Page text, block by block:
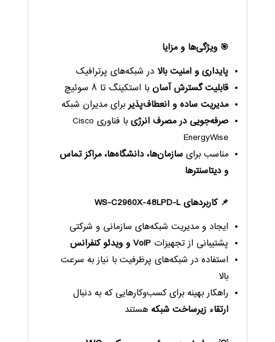
🎯 ویژگی‌ها و مزایا
پایداری و امنیت بالا در شبکه‌های پرترافیک
قابلیت گسترش آسانبا استکینگ تا ۸ سوئیچ
مدیریت ساده و انعطاف‌پذیربرای مدیران شبکه
صرفه‌جویی در مصرف انرژی
با فناوری Cisco
EnergyWise
مناسب برای سازمان‌ها، دانشگاه‌ها، مراکز تماس
و دیتاسنترها
📌 کاربردهای WS-C2960X-48LPD-L
ایجاد و مدیریت شبکه‌های سازمانی و شرکتی
پشتیبانی از تجهیزات VoIP و ویدئو کنفرانس
استفاده در شبکه‌های پرظرفیت با نیاز به سرعت
بالا
راهکار بهینه برای کسب‌وکارهایی که به دنبال
ارتقاء زیرساخت شبکه هستند